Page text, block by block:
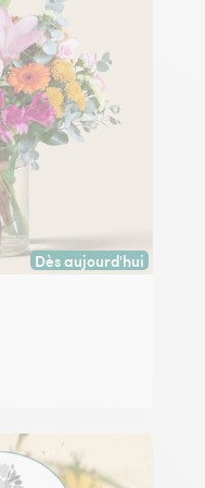
Dès aujourd'hui
Livraison dès